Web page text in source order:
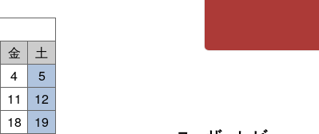
金
土
4
5
11
12
18 19